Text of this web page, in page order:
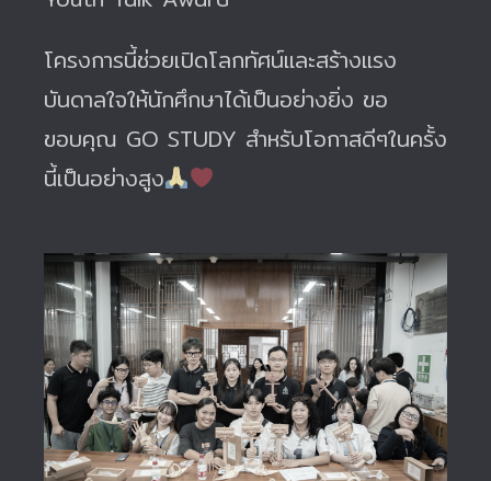
โครงการนี้ช่วยเปิดโลกทัศน์และสร้างแรง
บันดาลใจให้นักศึกษาได้เป็นอย่างยิ่ง ขอ
ขอบคุณ GO STUDY สำหรับโอกาสดีๆในครั้ง
นี้เป็นอย่างสูง